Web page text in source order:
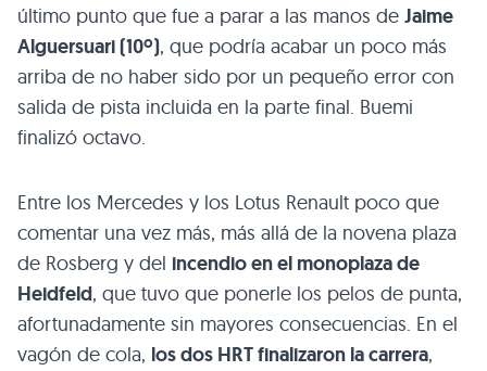
último punto que fue a parar a las manos de Jaime
Alguersuari (10º), que podría acabar un poco más
arriba de no haber sido por un pequeño error con
salida de pista incluida en la parte final. Buemi
finalizó octavo.
Entre los Mercedes y los Lotus Renault poco que
comentar una vez más, más allá de la novena plaza
de Rosberg y del incendio en el monoplaza de
Heidfeld, que tuvo que ponerle los pelos de punta,
afortunadamente sin mayores consecuencias. En el
vagón de cola, los dos HRTfinalizaron la carrera,